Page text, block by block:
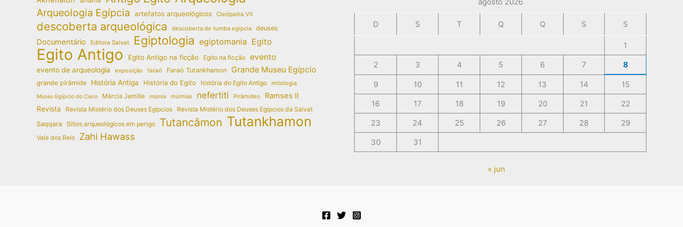
Arqueologia Egípcia artefatos arqueológicos Cleópatra VII
descoberta arqueológica descoberta de tumba egípcia deuses
Documentário Editora Salvat Egiptologia egiptomania Egito
Egito Antigo Egito Antigo na ficção Egito na ficção evento
evento de arqueologia exposição faraó Faraó Tutankhamon Grande Museu Egípcio
grande pirâmide História Antiga História do Egito história do Egito Antigo mitologia
Museu Egípcio do Cairo Márcia Jamille múmia múmias nefertiti Pirâmides Ramses II
Revista Revista Mistério dos Deuses Egípcios
Revista Mistério dos Deuses Egípcios da Salvat
Saqqara Sítios arqueológicos em perigo Tutancâmon Tutankhamon
Vale dos Reis Zahi Hawass
D S T Q Q S S
1
2
3 4 5 6 7 8
9 10 11 12 13 14
15
16
17 18 19 20 21
22
23
24 25 26 27 28
29
30
31
« jun